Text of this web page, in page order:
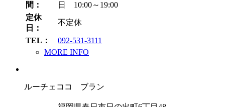
間：
日 10:00～19:00
定休
日：
不定休
TEL：
092-531-3111
MORE INFO
ルーチェココ ブラン